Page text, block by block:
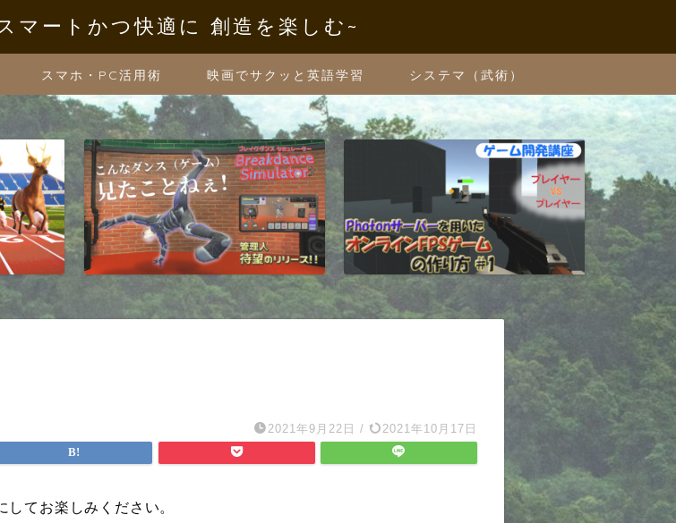
マートかつ快適に 創造を楽しむ~
スマホ・PC活用術 映画でサクッと英語学習 システマ（武術）
2021年9月22日 / 2021年10月17日
てお楽しみください。